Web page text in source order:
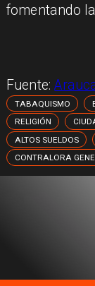
fomentando
Fuente:
TABAQUISMO
RELIGIÓN
ALTOS SUELDOS
CONTRALORA